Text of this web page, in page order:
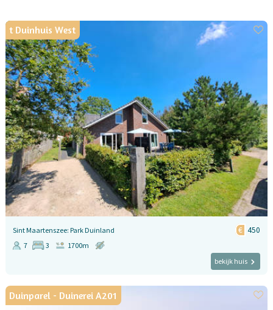
t Duinhuis West
Sint Maartenszee: Park Duinland 450
7 3
1700m
bekijk huis
Duinparel - Duinerei A201